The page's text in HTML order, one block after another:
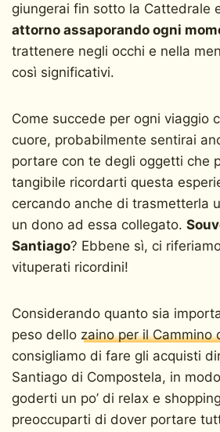
giungerai fin sotto la Cattedrale
attorno assaporando ogni
trattenere negli occhi e nella
così significativi.
Come succede per ogni viaggio
cuore, probabilmente sentirai
portare con te degli oggetti che
tangibile ricordarti questa
cercando anche di trasmetterla
un dono ad essa collegato.
Santiago? Ebbene sì, ci
vituperati ricordini!
Considerando quanto sia
peso dello zaino per il Cammino
consigliamo di fare gli acquisti
Santiago di Compostela, in
goderti un po’ di relax e
preoccuparti di dover portare